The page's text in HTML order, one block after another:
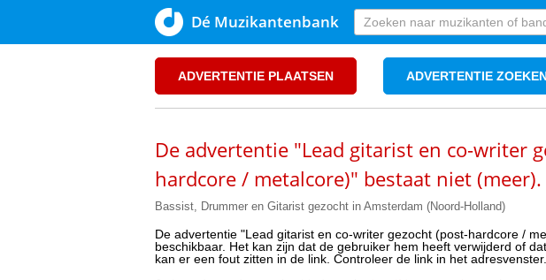
Dé Muzikantenbank
ADVERTENTIE PLAATSEN ADVERTENTIE
De advertentie "Lead gitarist en co-writer
hardcore / metalcore)" bestaat niet (meer).
Bassist, Drummer en Gitarist gezocht in Amsterdam (Noord-Holland)
De advertentie "Lead gitarist en co-writer gezocht (post-hardcore /
beschikbaar. Het kan zijn dat de gebruiker hem heeft verwijderd of
kan er een fout zitten in de link. Controleer de link in het adresvenster.